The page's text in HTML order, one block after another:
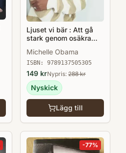
Ljuset vi bär : Att gå
stark genom osäkra
Michelle Obama
ISBN: 9789137505305
149 krNypris: 288kr
Nyskick
Lägg till
-77%